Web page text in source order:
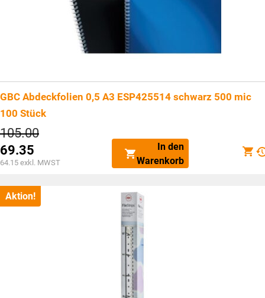
GBC Abdeckfolien 0,5 A3 ESP425514 schwarz 500 mic
100 Stück
105.00Ursprünglicher
CHF105.00
69.35
Aktueller
ist:
CHF69.35.
64.15 exkl. MWST
In den
Warenkorb
Aktion!